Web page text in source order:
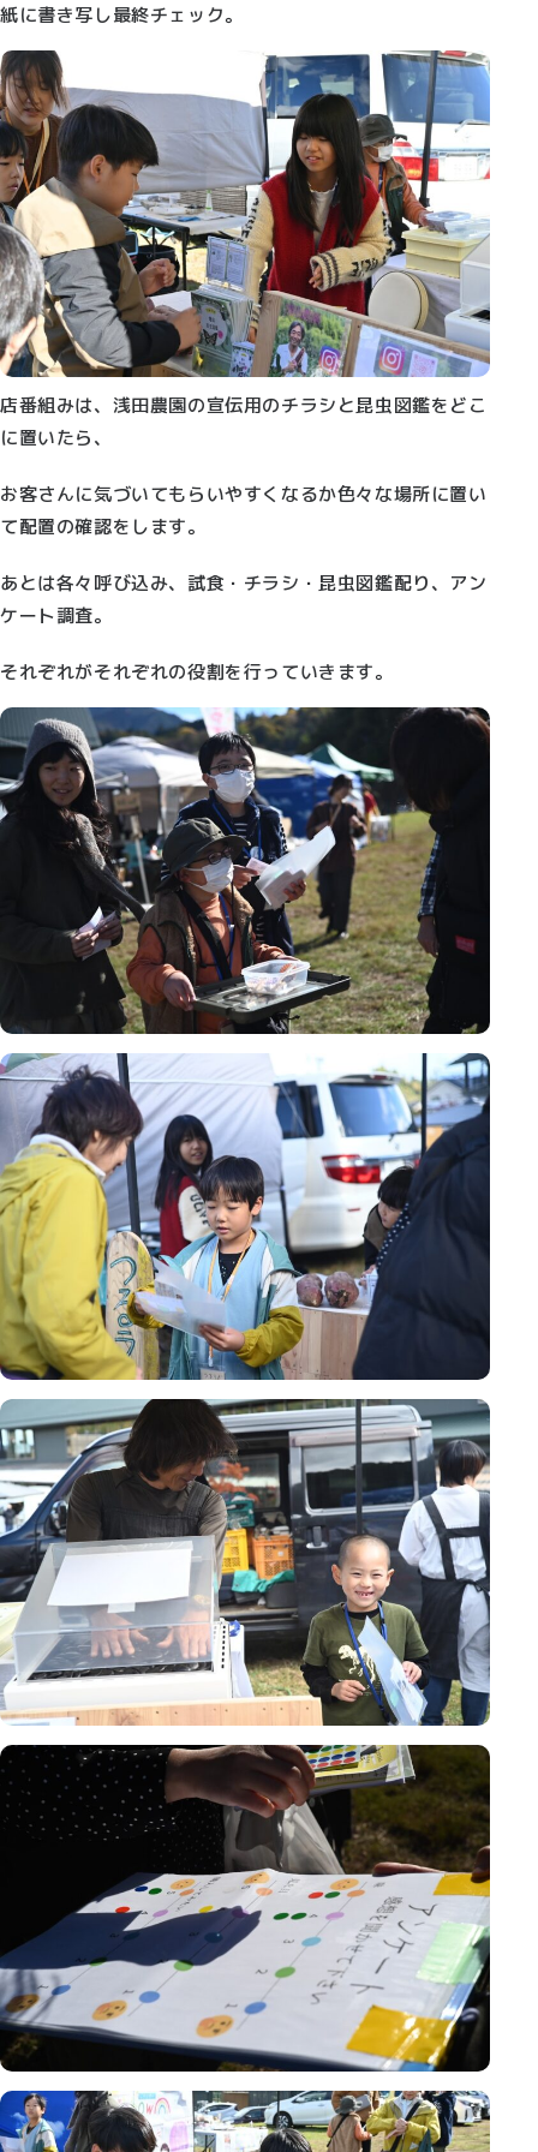
紙に書き写し最終チェック。
店番組みは、浅田農園の宣伝用のチラシと昆虫図鑑をどこ
に置いたら、
お客さんに気づいてもらいやすくなるか色々な場所に置い
て配置の確認をします。
あとは各々呼び込み、試食・チラシ・昆虫図鑑配り、アン
ケート調査。
それぞれがそれぞれの役割を行っていきます。